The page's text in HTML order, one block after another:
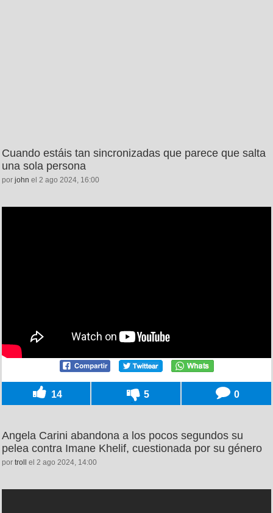
Cuando estáis tan sincronizadas que parece que salta
una sola persona
por john el 2 ago 2024, 16:00
14 5 0
Angela Carini abandona a los pocos segundos su
pelea contra Imane Khelif, cuestionada por su género
por troll el 2 ago 2024, 14:00